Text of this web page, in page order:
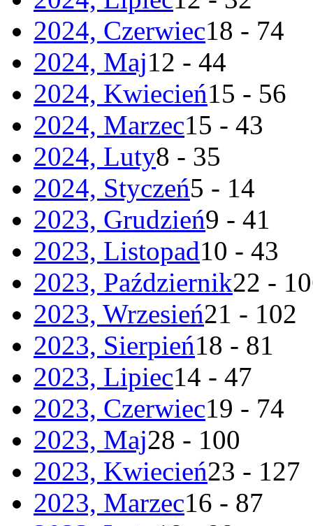
2024, Czerwiec18 - 74
2024, Maj12 - 44
2024, Kwiecień15 - 56
2024, Marzec15 - 43
2024, Luty8 - 35
2024, Styczeń5 - 14
2023, Grudzień9 - 41
2023, Listopad10 - 43
2023, Październik22 -
2023, Wrzesień21 - 102
2023, Sierpień18 - 81
2023, Lipiec14 - 47
2023, Czerwiec19 - 74
2023, Maj28 - 100
2023, Kwiecień23 - 127
2023, Marzec16 - 87